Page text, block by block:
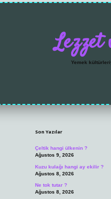
Lezzet
Yemek
Son Yazılar
Çeltik hangi ülkenin ?
Ağustos 9, 2026
Kuzu kulağı hangi ay ekilir ?
Ağustos 8, 2026
Ne tok tutar ?
Ağustos 8, 2026